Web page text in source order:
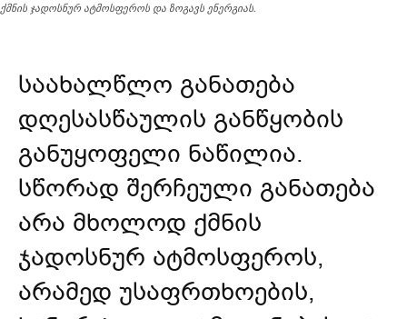
ქმნის ჯადოსნურ ატმოსფეროს და ზოგავს ენერგიას.
საახალწლო განათება
დღესასწაულის განწყობის
განუყოფელი ნაწილია.
სწორად შერჩეული განათება
არა მხოლოდ ქმნის
ჯადოსნურ ატმოსფეროს,
არამედ უსაფრთხოების,